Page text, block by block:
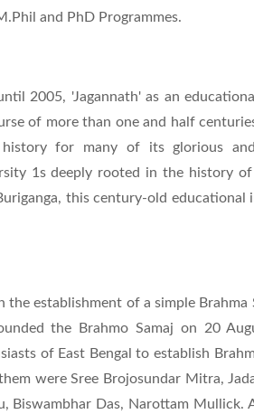
and PhD Programmes.
2005, 'Jagannath' as an
of more than one and half
for many of its glorious
1s deeply rooted in the history
this century-old educational
establishment of a simple Brahma
the Brahmo Samaj on 20
of East Bengal to establish
were Sree Brojosundar Mitra,
Biswambhar Das, Narottam Mullick.